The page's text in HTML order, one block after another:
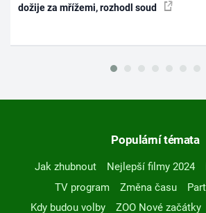
dožije za mřížemi, rozhodl soud
Populární témata
Jak zhubnout Nejlepší filmy 2024
TV program
Změna času
Kdy budou volby
ZOO Nové začátky